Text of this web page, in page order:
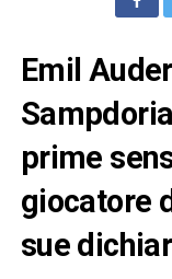
Emil
prime
giocatore
sue